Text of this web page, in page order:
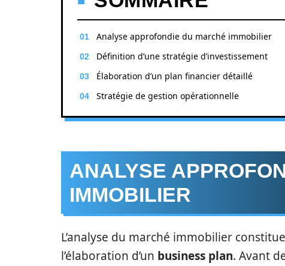
Analyse approfondie du marché immobilier
Définition d’une stratégie d’investissement
Élaboration d’un plan financier détaillé
Stratégie de gestion opérationnelle
ANALYSE
IMMOBILIER
L’analyse du marché immobilier
l’élaboration d’un business plan. Avant